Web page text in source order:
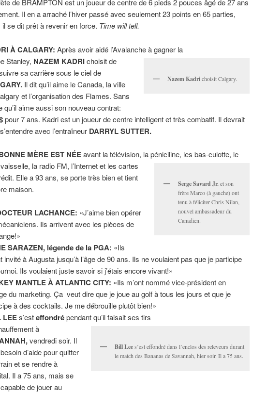
de BRAMPTON est un joueur de centre de 6 pieds 2 pouces âgé de 27 ans
Il en a arraché l’hiver passé avec seulement 23 points en 65 parties,
il se dit prêt à revenir en force. Time will tell.
À CALGARY:Après avoir aidé l’Avalanche à gagner la
Nazem Kadrichoisit Calgary.
Stanley, NAZEM KADRIchoisit de
sa carrière sous le ciel de
Il dit qu’il aime le Canada, la ville
et l’organisation des Flames. Sans
qu’il aime aussi son nouveau contrat:
pour 7 ans. Kadri est un joueur de centre intelligent et très combatif. Il devrait
avec l’entraîneur DARRYL SUTTER.
MÈRE EST NÉEavant la télévision, la péniciline, les bas-culotte, le
la radio FM, l’Internet et les cartes
Serge Savard Jr.et son
frère Marco (à gauche) ont
tenu à féliciter Chris Nilan,
nouvel ambassadeur du
Canadien.
Elle a 93 ans, se porte très bien et tient
maison.
LACHANCE: «J’aime bien opérer
Ils arrivent avec les pièces de
SARAZEN, légende de la PGA: «Ils
invité à Augusta jusqu’à l’âge de 90 ans. Ils ne voulaient pas que je participe
Ils voulaient juste savoir si j’étais encore vivant!»
MANTLE À ATLANTIC CITY: «Ils m’ont nommé vice-président en
du marketing. Ça veut dire que je joue au golf à tous les jours et que je
à des cocktails. Je me débrouille plutôt bien!»
LEEs’esteffondrépendant qu’il faisait ses tirs
Bill Lees’est effondré dans l’enclos des releveurs durant
le match des Bananas de Savannah, hier soir. Il a 75 ans.
à
vendredi soir. Il
d’aide pour quitter
et se rendre à
Il a 75 ans, mais se
de jouer au